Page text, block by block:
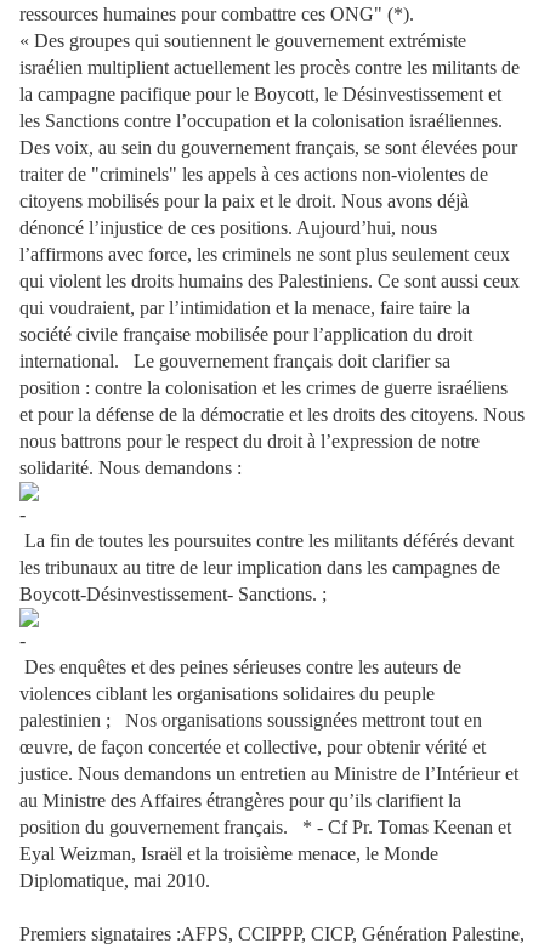
ressources humaines pour combattre ces ONG" (*).
« Des groupes qui soutiennent le gouvernement extrémiste
israélien multiplient actuellement les procès contre les militants de
la campagne pacifique pour le Boycott, le Désinvestissement et
les Sanctions contre l’occupation et la colonisation israéliennes.
Des voix, au sein du gouvernement français, se sont élevées pour
traiter de "criminels" les appels à ces actions non-violentes de
citoyens mobilisés pour la paix et le droit. Nous avons déjà
dénoncé l’injustice de ces positions. Aujourd’hui, nous
l’affirmons avec force, les criminels ne sont plus seulement ceux
qui violent les droits humains des Palestiniens. Ce sont aussi ceux
qui voudraient, par l’intimidation et la menace, faire taire la
société civile française mobilisée pour l’application du droit
international. Le gouvernement français doit clarifier sa
position : contre la colonisation et les crimes de guerre israéliens
et pour la défense de la démocratie et les droits des citoyens. Nous
nous battrons pour le respect du droit à l’expression de notre
solidarité. Nous demandons :
La fin de toutes les poursuites contre les militants déférés devant
les tribunaux au titre de leur implication dans les campagnes de
Boycott-Désinvestissement- Sanctions. ;
Des enquêtes et des peines sérieuses contre les auteurs de
violences ciblant les organisations solidaires du peuple
palestinien ; Nos organisations soussignées mettront tout en
œuvre, de façon concertée et collective, pour obtenir vérité et
justice. Nous demandons un entretien au Ministre de l’Intérieur et
au Ministre des Affaires étrangères pour qu’ils clarifient la
position du gouvernement français. * - Cf Pr. Tomas Keenan et
Eyal Weizman, Israël et la troisième menace, le Monde
Diplomatique, mai 2010.
Premiers signataires :AFPS, CCIPPP, CICP, Génération Palestine,